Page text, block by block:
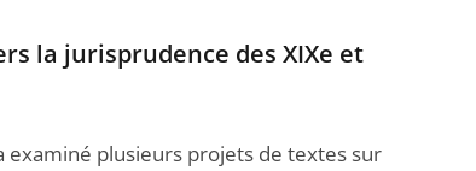
la jurisprudence des XIXe et
examiné plusieurs projets de textes sur